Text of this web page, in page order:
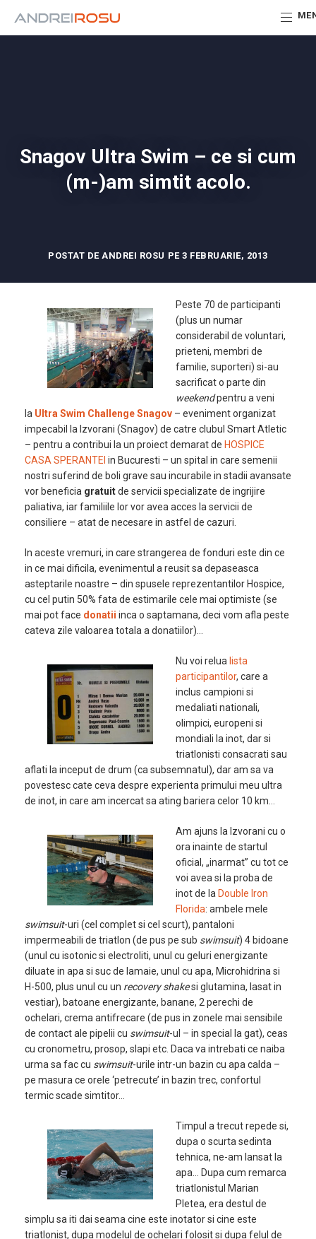
Snagov Ultra Swim – ce si cum
(m-)am simtit acolo.
POSTAT DE ANDREI ROSU PE 3 FEBRUARIE, 2013
Peste 70 de participanti
(plus un numar
considerabil de voluntari,
prieteni, membri de
familie, suporteri) si-au
sacrificat o parte din
weekendpentru a veni
la Ultra Swim Challenge Snagov – eveniment organizat
impecabil la Izvorani (Snagov) de catre clubul Smart Atletic
– pentru a contribui la un proiect demarat de HOSPICE
CASA SPERANTEI in Bucuresti – un spital in care semenii
nostri suferind de boli grave sau incurabile in stadii avansate
vor beneficia gratuitde servicii specializate de ingrijire
paliativa, iar familiile lor vor avea acces la servicii de
consiliere – atat de necesare in astfel de cazuri.
In aceste vremuri, in care strangerea de fonduri este din ce
in ce mai dificila, evenimentul a reusit sa depaseasca
asteptarile noastre – din spusele reprezentantilor Hospice,
cu cel putin 50% fata de estimarile cele mai optimiste (se
mai pot face donatii inca o saptamana, deci vom afla peste
cateva zile valoarea totala a donatiilor)…
Nu voi relua lista
participantilor, care a
inclus campioni si
medaliati nationali,
olimpici, europeni si
mondiali la inot, dar si
triatlonisti consacrati sau
aflati la inceput de drum (ca subsemnatul), dar am sa va
povestesc cate ceva despre experienta primului meu ultra
de inot, in care am incercat sa ating bariera celor 10 km…
Am ajuns la Izvorani cu o
ora inainte de startul
oficial, „inarmat” cu tot ce
voi avea si la proba de
inot de la Double Iron
Florida: ambele mele
swimsuit-uri (cel complet si cel scurt), pantaloni
impermeabili de triatlon (de pus pe sub swimsuit) 4 bidoane
(unul cu isotonic si electroliti, unul cu geluri energizante
diluate in apa si suc de lamaie, unul cu apa, Microhidrina si
H-500, plus unul cu un recovery shakesi glutamina, lasat in
vestiar), batoane energizante, banane, 2 perechi de
ochelari, crema antifrecare (de pus in zonele mai sensibile
de contact ale pipelii cu swimsuit-ul – in special la gat), ceas
cu cronometru, prosop, slapi etc. Daca va intrebati ce naiba
urma sa fac cu swimsuit-urile intr-un bazin cu apa calda –
pe masura ce orele ‘petrecute’ in bazin trec, confortul
termic scade simtitor…
Timpul a trecut repede si,
dupa o scurta sedinta
tehnica, ne-am lansat la
apa… Dupa cum remarca
triatlonistul Marian
Pletea, era destul de
simplu sa iti dai seama cine este inotator si cine este
triatlonist, dupa modelul de ochelari folosit si dupa felul de